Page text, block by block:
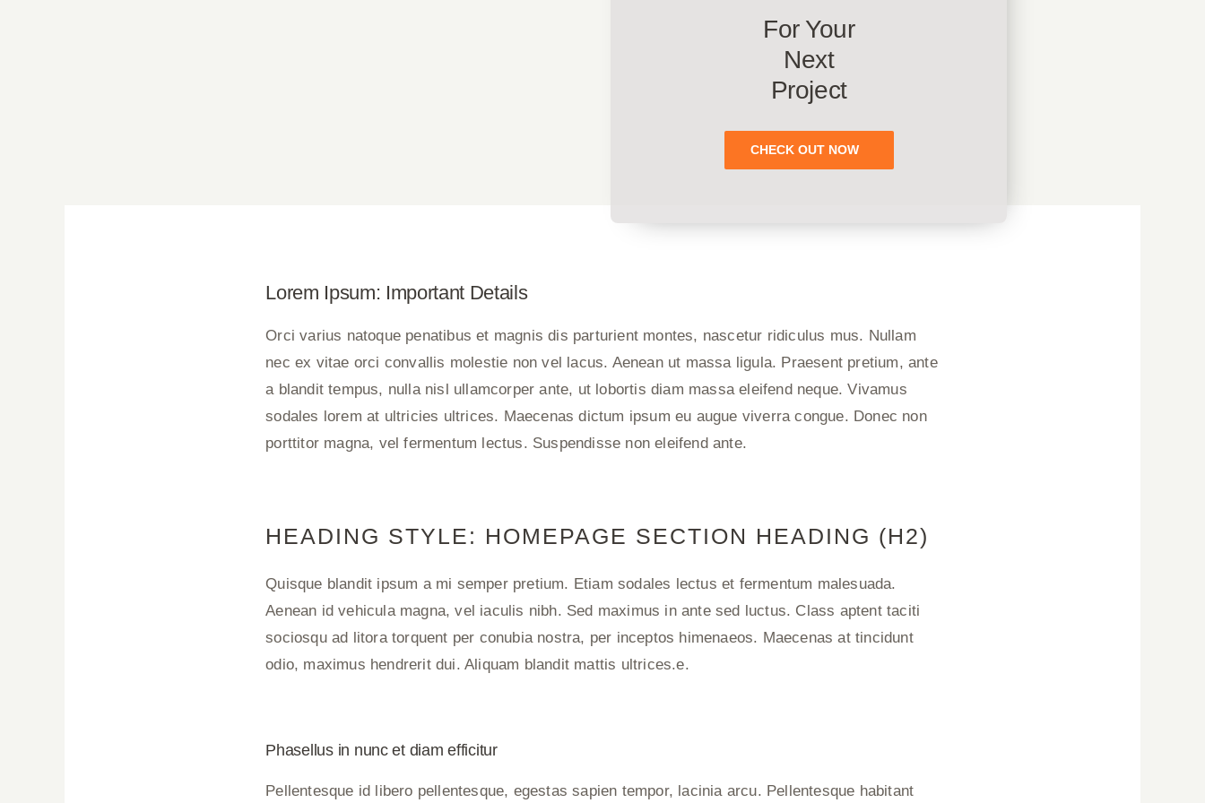
For Your
Next
Project
CHECK OUT NOW
Lorem Ipsum: Important Details
Orci varius natoque penatibus et magnis dis parturient montes, nascetur ridiculus mus. Nullam
nec ex vitae orci convallis molestie non vel lacus. Aenean ut massa ligula. Praesent pretium, ante
a blandit tempus, nulla nisl ullamcorper ante, ut lobortis diam massa eleifend neque. Vivamus
sodales lorem at ultricies ultrices. Maecenas dictum ipsum eu augue viverra congue. Donec non
porttitor magna, vel fermentum lectus. Suspendisse non eleifend ante.
HEADING STYLE: HOMEPAGE SECTION HEADING (H2)
Quisque blandit ipsum a mi semper pretium. Etiam sodales lectus et fermentum malesuada.
Aenean id vehicula magna, vel iaculis nibh. Sed maximus in ante sed luctus. Class aptent taciti
sociosqu ad litora torquent per conubia nostra, per inceptos himenaeos. Maecenas at tincidunt
odio, maximus hendrerit dui. Aliquam blandit mattis ultrices.e.
Phasellus in nunc et diam efficitur
Pellentesque id libero pellentesque, egestas sapien tempor, lacinia arcu. Pellentesque habitant